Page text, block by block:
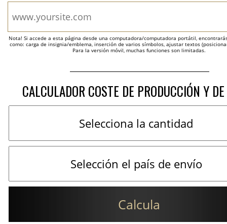
Nota! Si accede a esta página desde una computadora/computadora portátil,
como: carga de insignia/emblema, inserción de varios símbolos, ajustar textos
Para la versión móvil, muchas funciones son limitadas.
CALCULADOR COSTE DE PRODUCCIÓN Y
Calcula